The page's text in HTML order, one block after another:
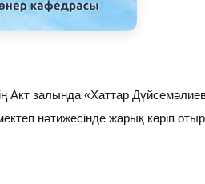
залында «Хаттар
нәтижесінде жарық көріп